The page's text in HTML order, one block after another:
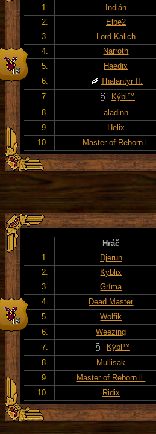
1.
Indián
2.
Elbe2
3.
Lord Kalich
4.
Narroth
5.
Haedix
6.
Thalantyr II.
7.
Kýbl™
8.
aladinn
9.
Helix
10.
Master of Reborn l.
Hráč
1.
Djerun
2.
Kyblix
3.
Gríma
4.
Dead Master
5.
Wolfik
6.
Weezing
7.
Kýbl™
8.
Mullisak
9.
Master of Reborn ll.
10.
Ridix